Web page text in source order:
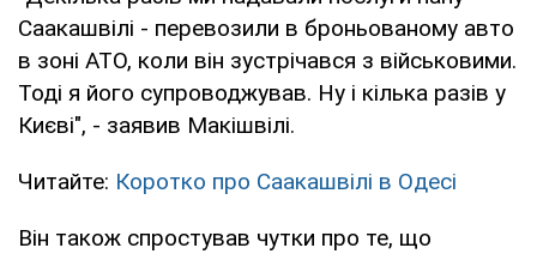
Саакашвілі - перевозили в броньованому авто
в зоні АТО, коли він зустрічався з військовими.
Тоді я його супроводжував. Ну і кілька разів у
Києві", - заявив Макішвілі.
Читайте: Коротко про Саакашвілі в Одесі
Він також спростував чутки про те, що